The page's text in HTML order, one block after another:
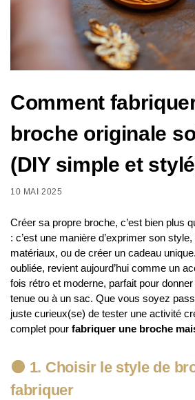
Comment
broche originale
(DIY simple et
10 MAI 2025
Créer sa propre broche, c’est bien plus
: c’est une manière d’exprimer son
matériaux, ou de créer un cadeau
oubliée, revient aujourd’hui comme un
fois rétro et moderne, parfait pour
tenue ou à un sac. Que vous soyez
juste curieux(se) de tester une activité
complet pour fabriquer une broche
🟠 1. Choisir le style de
fabriquer